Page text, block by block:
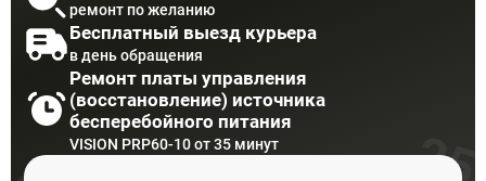
ремонт по желанию
Бесплатный выезд курьера
в день обращения
Ремонт платы управления
(восстановление) источника
бесперебойного питания
VISION PRP60-10 от 35 минут